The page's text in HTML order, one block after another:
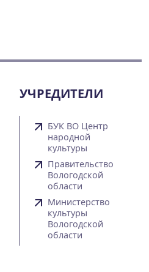
УЧРЕДИТЕЛИ
БУК ВО Центр
народной
культуры
Правительство
Вологодской
области
Министерство
культуры
Вологодской
области